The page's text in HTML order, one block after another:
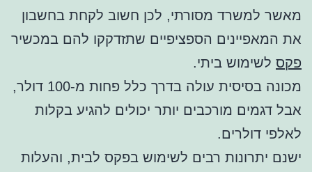
מאשר למשרד מסורתי, לכן חשוב לקחת בחשבון
את המאפיינים הספציפיים שתזדקקו להם במכשיר
פקס לשימוש ביתי.
מכונה בסיסית עולה בדרך כלל פחות מ-100 דולר,
אבל דגמים מורכבים יותר יכולים להגיע בקלות
לאלפי דולרים.
ישנם יתרונות רבים לשימוש בפקס לבית, והעלות